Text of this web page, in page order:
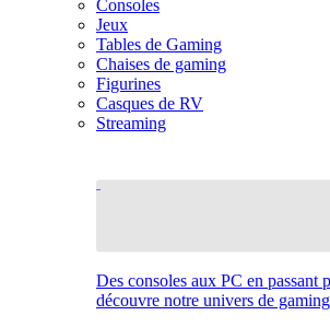
Consoles
Jeux
Tables de Gaming
Chaises de gaming
Figurines
Casques de RV
Streaming
Des consoles aux PC en passant
découvre notre univers de gaming